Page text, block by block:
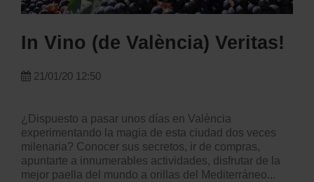
In Vino (de València) Veritas!
21/01/20 12:50
¿Dispuesto a pasar unos días en València
experimentando la magia de esta ciudad dos veces
milenaria? Conocer sus secretos, ir de compras,
apuntarte a innumerables actividades, disfrutar de la
mejor paella del mundo a orillas del Mediterráneo...